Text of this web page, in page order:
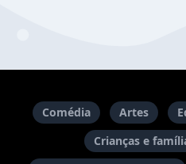
Comédia Artes
Crianças e